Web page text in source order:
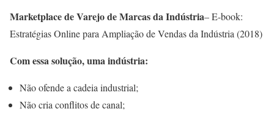
Marketplace de Varejo de Marcas da Indústria– E-book:
Estratégias Online para Ampliação de Vendas da Indústria (2018)
Com essa solução, uma indústria:
Não ofende a cadeia industrial;
Não cria conflitos de canal;